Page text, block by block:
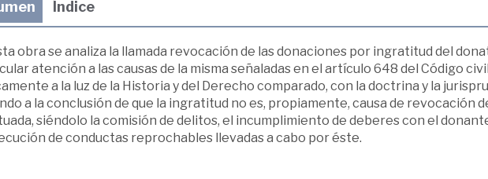
Índice
obra se analiza la llamada revocación de las donaciones por ingratitud del
atención a las causas de la misma señaladas en el artículo 648 del Código
a la luz de la Historia y del Derecho comparado, con la doctrina y la
a la conclusión de que la ingratitud no es, propiamente, causa de revocación
siéndolo la comisión de delitos, el incumplimiento de deberes con el
de conductas reprochables llevadas a cabo por éste.